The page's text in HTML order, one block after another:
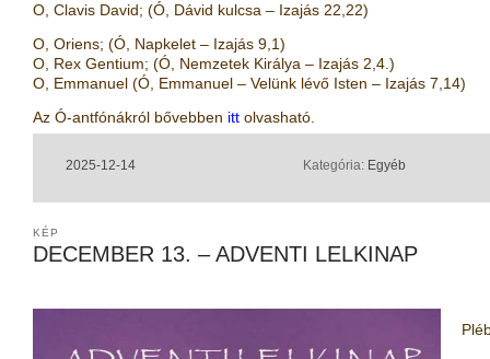
O, Clavis David; (Ó, Dávid kulcsa – Izajás 22,22)
O, Oriens; (Ó, Napkelet – Izajás 9,1)
O, Rex Gentium; (Ó, Nemzetek Királya – Izajás 2,4.)
O, Emmanuel (Ó, Emmanuel – Velünk lévő Isten – Izajás 7,14)
Az Ó-antfónákról bővebben itt olvasható.
2025-12-14 Kategória: Egyéb
DECEMBER 13. – ADVENTI LELKINAP
KÉP